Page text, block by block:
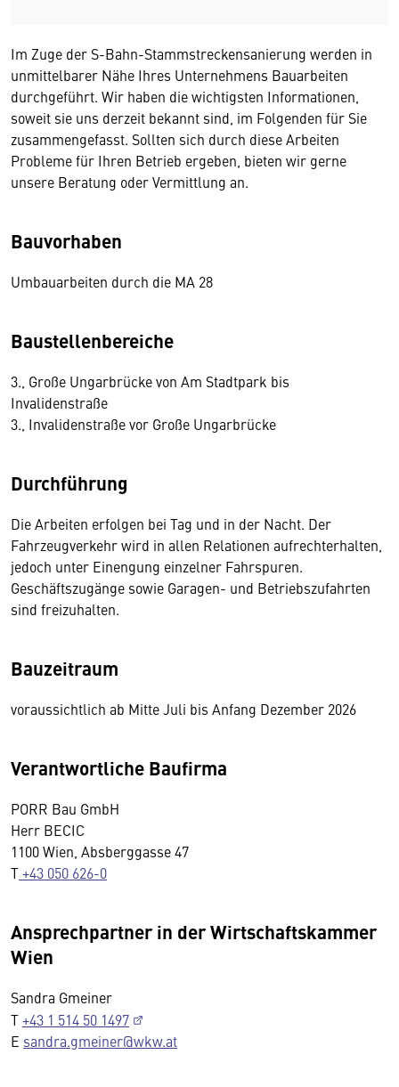
Im Zuge der S-Bahn-Stammstreckensanierung werden in
unmittelbarer Nähe Ihres Unternehmens Bauarbeiten
durchgeführt. Wir haben die wichtigsten Informationen,
soweit sie uns derzeit bekannt sind, im Folgenden für Sie
zusammengefasst. Sollten sich durch diese Arbeiten
Probleme für Ihren Betrieb ergeben, bieten wir gerne
unsere Beratung oder Vermittlung an.
Bauvorhaben
Umbauarbeiten durch die MA 28
Baustellenbereiche
3., Große Ungarbrücke von Am Stadtpark bis
Invalidenstraße
3., Invalidenstraße vor Große Ungarbrücke
Durchführung
Die Arbeiten erfolgen bei Tag und in der Nacht. Der
Fahrzeugverkehr wird in allen Relationen aufrechterhalten,
jedoch unter Einengung einzelner Fahrspuren.
Geschäftszugänge sowie Garagen- und Betriebszufahrten
sind freizuhalten.
Bauzeitraum
voraussichtlich ab Mitte Juli bis Anfang Dezember 2026
Verantwortliche Baufirma
PORR Bau GmbH
Herr BECIC
1100 Wien, Absberggasse 47
T+43 050 626-0
Ansprechpartner in der Wirtschaftskammer
Wien
Sandra Gmeiner
T+43 1 514 50 1497
E sandra.gmeiner@wkw.at